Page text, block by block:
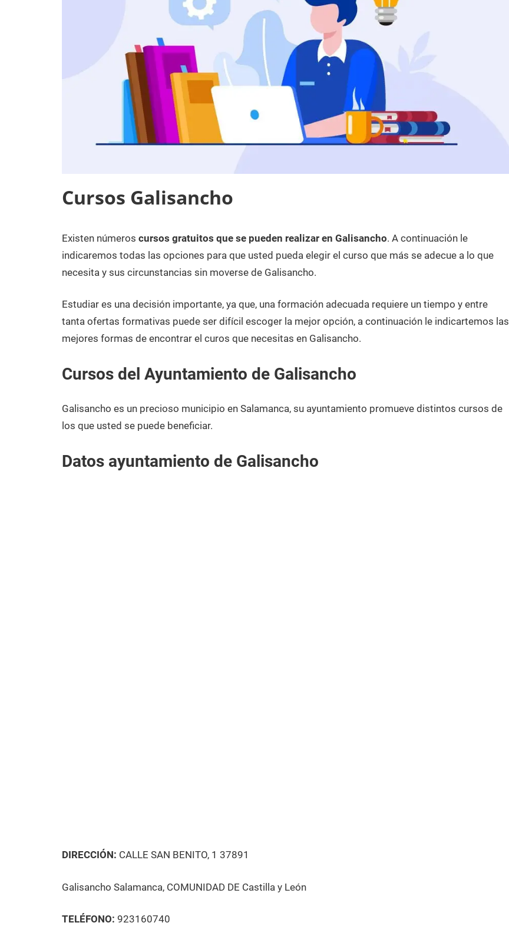
Cursos Galisancho
11
de
diciembre
2020
Maria
Cursos
en
Salamanca
Existen números cursos gratuitos que se pueden realizar en Galisancho. A continuación le
indicaremos todas las opciones para que usted pueda elegir el curso que más se adecue a lo que
necesita y sus circunstancias sin moverse de Galisancho.
Estudiar es una decisión importante, ya que, una formación adecuada requiere un tiempo y entre
tanta ofertas formativas puede ser difícil escoger la mejor opción, a continuación le indicartemos las
mejores formas de encontrar el curos que necesitas en Galisancho.
Cursos del Ayuntamiento de Galisancho
Galisancho es un precioso municipio en Salamanca, su ayuntamiento promueve distintos cursos de
los que usted se puede beneficiar.
Datos ayuntamiento de Galisancho
DIRECCIÓN: CALLE SAN BENITO, 1 37891
Galisancho Salamanca, COMUNIDAD DE Castilla y León
TELÉFONO: 923160740